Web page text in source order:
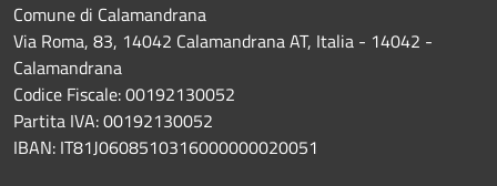
Comune di Calamandrana
Via Roma, 83, 14042 Calamandrana AT, Italia - 14042 -
Calamandrana
Codice Fiscale: 00192130052
Partita IVA: 00192130052
IBAN: IT81J0608510316000000020051